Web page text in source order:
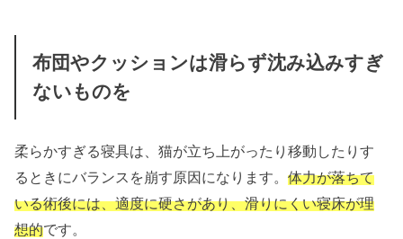
布団やクッションは滑らず沈み込みすぎ
ないものを
柔らかすぎる寝具は、猫が立ち上がったり移動したりす
るときにバランスを崩す原因になります。体力が落ちて
いる術後には、適度に硬さがあり、滑りにくい寝床が理
想的です。